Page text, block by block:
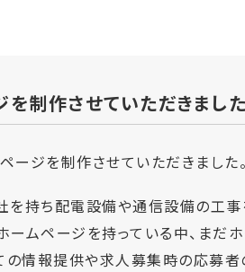
制作させていただきました
ジを制作させていただきました。
持ち配電設備や通信設備の工事
ムページを持っている中、まだ
の情報提供や求人募集時の応募